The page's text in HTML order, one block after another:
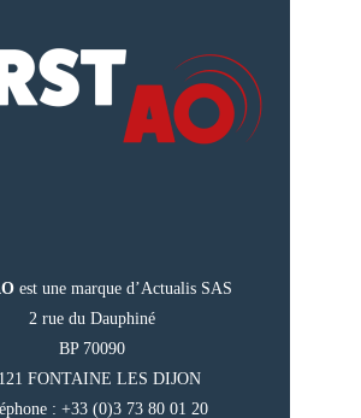
est une marque d’Actualis SAS
2 rue du Dauphiné
BP 70090
FONTAINE LES DIJON
: +33 (0)3 73 80 01 20